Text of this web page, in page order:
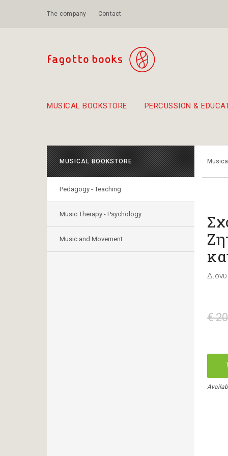
The company Contact
MUSICAL BOOKSTORE PERCUSSION &
MUSICAL BOOKSTORE
Pedagogy - Teaching
Music Therapy - Psychology
Music and Movement
€